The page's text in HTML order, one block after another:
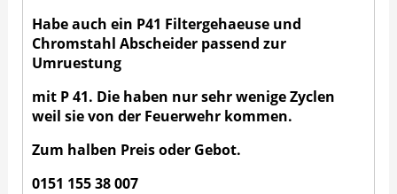
Habe auch ein P41 Filtergehaeuse und
Chromstahl Abscheider passend zur
Umruestung
mit P 41. Die haben nur sehr wenige Zyclen
weil sie von der Feuerwehr kommen.
Zum halben Preis oder Gebot.
0151 155 38 007